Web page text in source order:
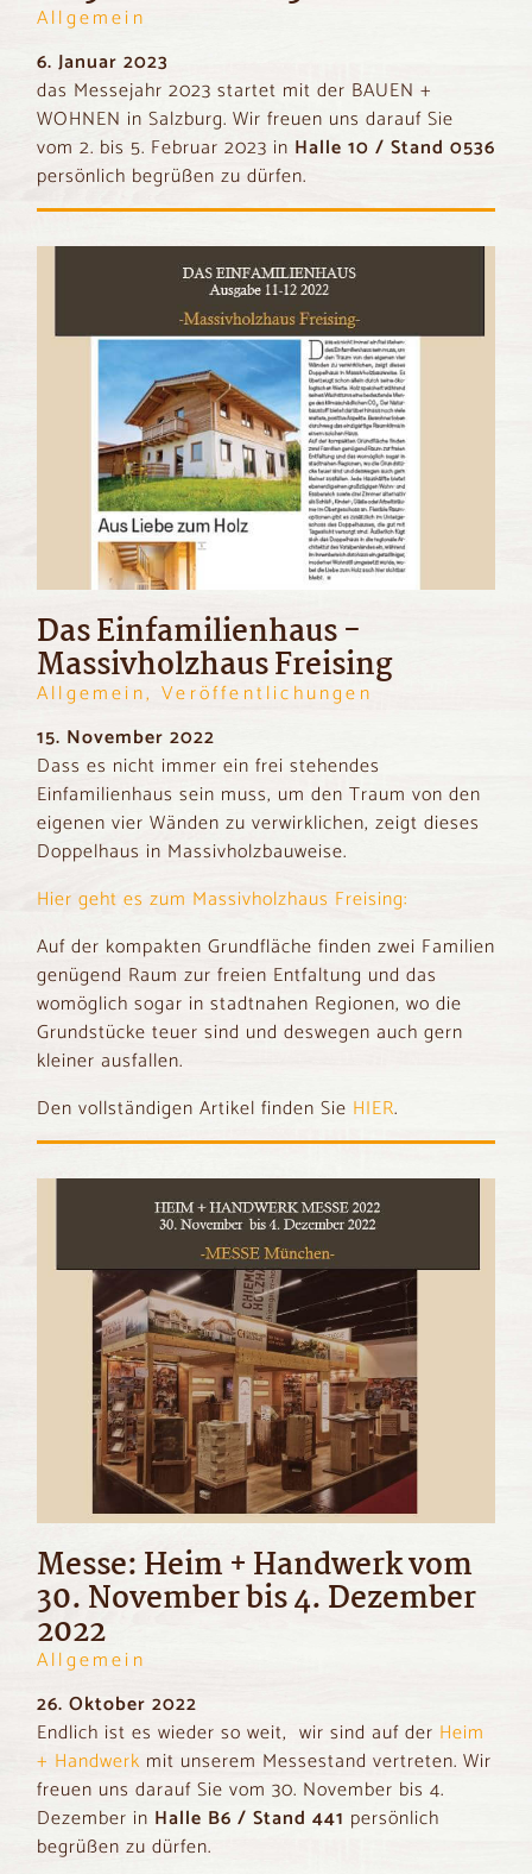
Allgemein
6. Januar 2023
das Messejahr 2023 startet mit der BAUEN +
WOHNEN in Salzburg. Wir freuen uns darauf Sie
vom 2. bis 5. Februar 2023 in Halle 10 / Stand 0536
persönlich begrüßen zu dürfen.
Das Einfamilienhaus -
Massivholzhaus Freising
Allgemein, Veröffentlichungen
15. November 2022
Dass es nicht immer ein frei stehendes
Einfamilienhaus sein muss, um den Traum von den
eigenen vier Wänden zu verwirklichen, zeigt dieses
Doppelhaus in Massivholzbauweise.
Hier geht es zum Massivholzhaus Freising:
Auf der kompakten Grundfläche finden zwei Familien
genügend Raum zur freien Entfaltung und das
womöglich sogar in stadtnahen Regionen, wo die
Grundstücke teuer sind und deswegen auch gern
kleiner ausfallen.
Den vollständigen Artikel finden Sie HIER.
Messe: Heim + Handwerk vom
30. November bis 4. Dezember
2022
Allgemein
26. Oktober 2022
Endlich ist es wieder so weit, wir sind auf der Heim
+ Handwerk mit unserem Messestand vertreten. Wir
freuen uns darauf Sie vom 30. November bis 4.
Dezember in Halle B6 / Stand 441 persönlich
begrüßen zu dürfen.